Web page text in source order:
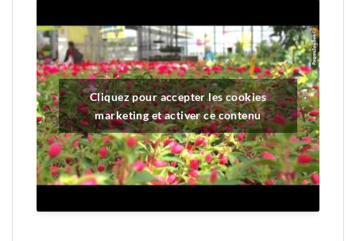
Cliquez pour accepter les cookies
marketing et activer ce contenu